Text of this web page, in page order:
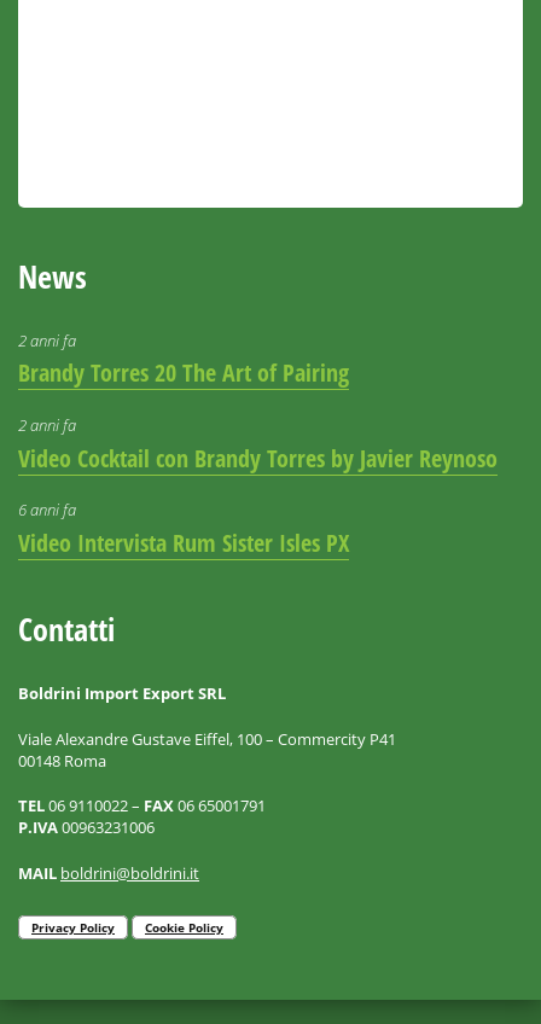
News
2 anni fa
Brandy Torres 20 The Art of Pairing
2 anni fa
Video Cocktail con Brandy Torres by Javier Reynoso
6 anni fa
Video Intervista Rum Sister Isles PX
Contatti
Boldrini Import Export SRL
Viale Alexandre Gustave Eiffel, 100 – Commercity P41
00148 Roma
TEL06 9110022 – FAX06 65001791
P.IVA00963231006
MAIL boldrini@boldrini.it
Privacy Policy Cookie Policy